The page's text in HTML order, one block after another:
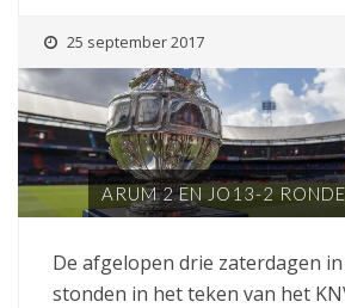
25 september 2017
ARUM 2 EN JO13-2
De afgelopen drie zaterdagen
stonden in het teken van het